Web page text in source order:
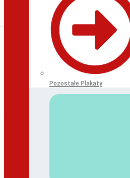
Pozostałe Plakaty